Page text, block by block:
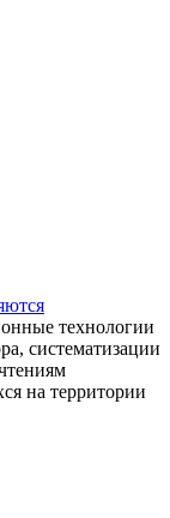
технологии
систематизации
на территории